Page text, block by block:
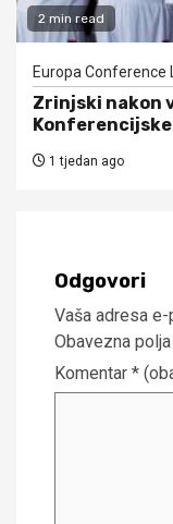
2 min read
Europa Conference
Zrinjski nakon
1 tjedan ago
Odgovori
Vaša adresa
Obavezna
Komentar *